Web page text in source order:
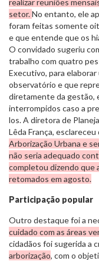
setor.No entanto, ele
foram feitas somente
e que entende que os
O convidado sugeriu
trabalho com quatro
Executivo, para
observatório e que
diretamente da gestão,
interrompidos caso a
los. A diretora de
Lêda França, esclareceu
Arborização Urbana e
não seria adequado
completou dizendo que
retomados em agosto.
Participação popular
Outro destaque foi a
cuidado com as áreas
cidadãos foi sugerida a
arborização, com o